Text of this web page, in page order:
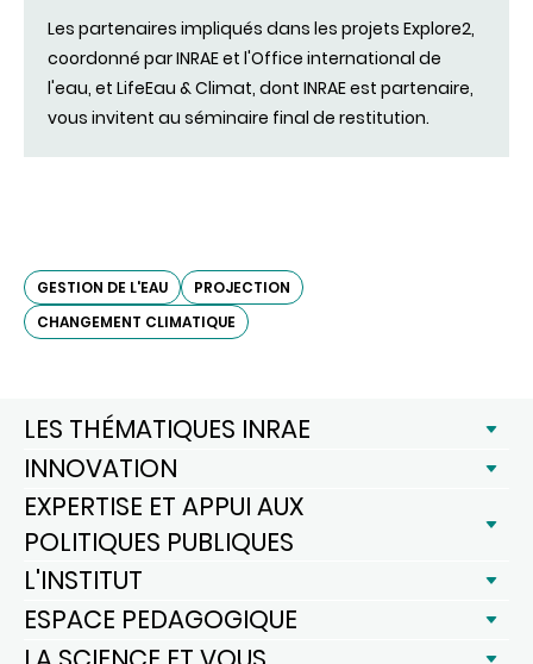
Les partenaires impliqués dans les projets Explore2,
coordonné par INRAE et l'Office international de
l'eau, et LifeEau & Climat, dont INRAE est partenaire,
vous invitent au séminaire final de restitution.
GESTION DE L'EAU
PROJECTION
CHANGEMENT CLIMATIQUE
LES THÉMATIQUES INRAE
INNOVATION
EXPERTISE ET APPUI AUX
POLITIQUES PUBLIQUES
L'INSTITUT
ESPACE PEDAGOGIQUE